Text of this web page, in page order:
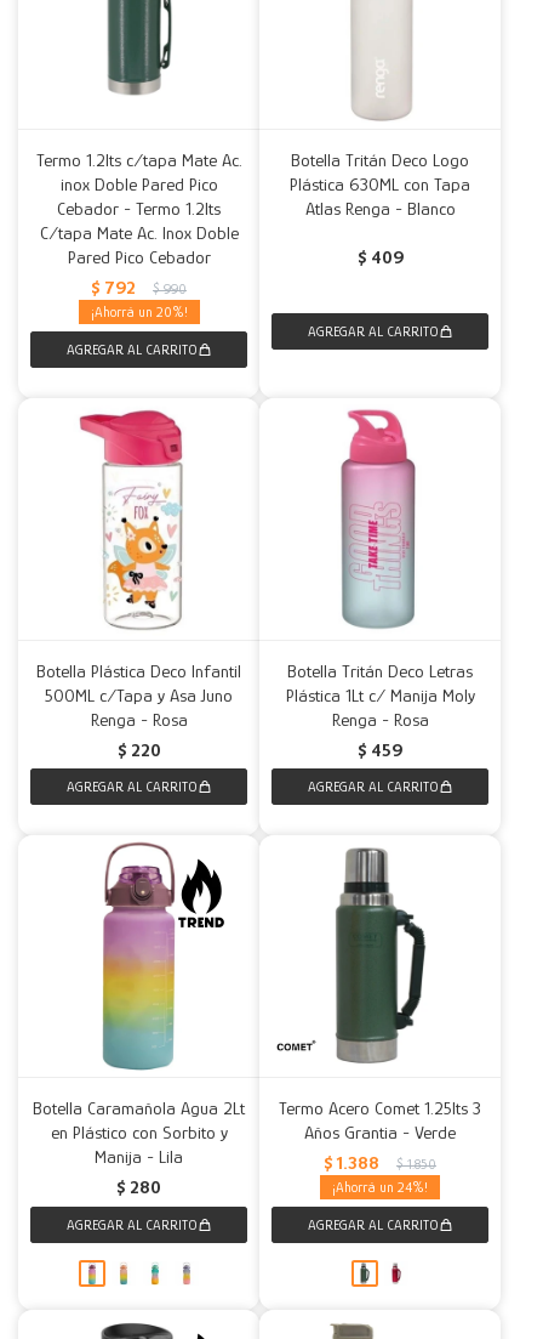
Termo 1.2lts c/tapa Mate Ac.
inox Doble Pared Pico
Cebador - Termo 1.2lts
C/tapa Mate Ac. Inox Doble
Pared Pico Cebador
$ 792 $ 990
20
Botella Tritán Deco Logo
Plástica 630ML con Tapa
Atlas Renga - Blanco
$ 409
Botella Plástica Deco Infantil
500ML c/Tapa y Asa Juno
Renga - Rosa
$ 220
Botella Tritán Deco Letras
Plástica 1Lt c/ Manija Moly
Renga - Rosa
$ 459
Botella Caramañola Agua 2Lt
en Plástico con Sorbito y
Manija - Lila
$ 280
Termo Acero Comet 1.25lts 3
Años Grantia - Verde
$ 1.388 $ 1.850
24